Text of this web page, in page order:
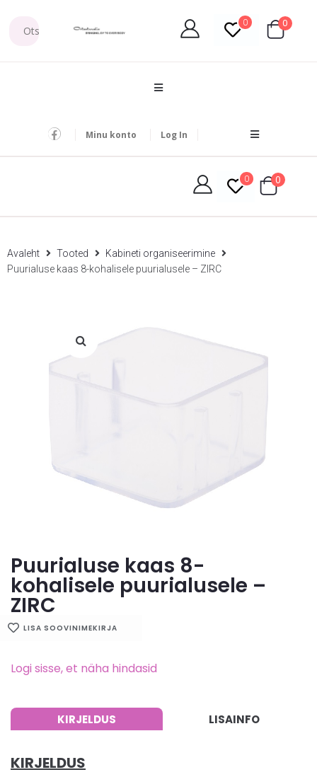
0 0
Minu konto Log In
0 0
Avaleht Tooted
Kabineti organiseerimine
Puurialuse kaas 8-kohalisele puurialusele – ZIRC
Puurialuse kaas 8-
kohalisele puurialusele –
ZIRC
LISA SOOVINIMEKIRJA
Logi sisse, et näha hindasid
KIRJELDUS LISAINFO
KIRJELDUS